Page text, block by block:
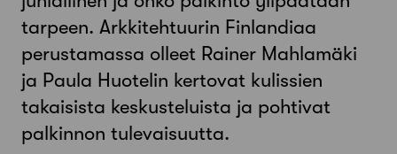
tarpeen. Arkkitehtuurin Finlandiaa
perustamassa olleet Rainer Mahlamäki
ja Paula Huotelin kertovat kulissien
takaisista keskusteluista ja pohtivat
palkinnon tulevaisuutta.